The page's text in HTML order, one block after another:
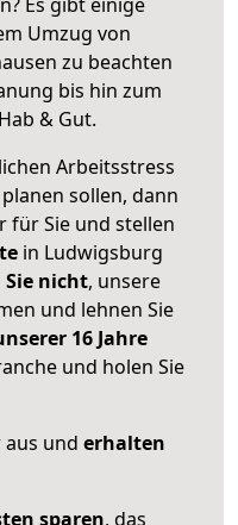
Umzug von
zu beachten
bis hin zum
& Gut.
Arbeitsstress
sollen, dann
für Sie und stellen
in Ludwigsburg
Sie nicht, unsere
und lehnen Sie
16 Jahre
und holen Sie
aus und erhalten
sparen, das